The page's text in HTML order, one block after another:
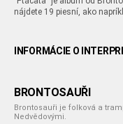
nájdete 19 piesní, ako
INFORMÁCIE O
BRONTOSAUŘI
Brontosauři je folková a
Nedvědovými.